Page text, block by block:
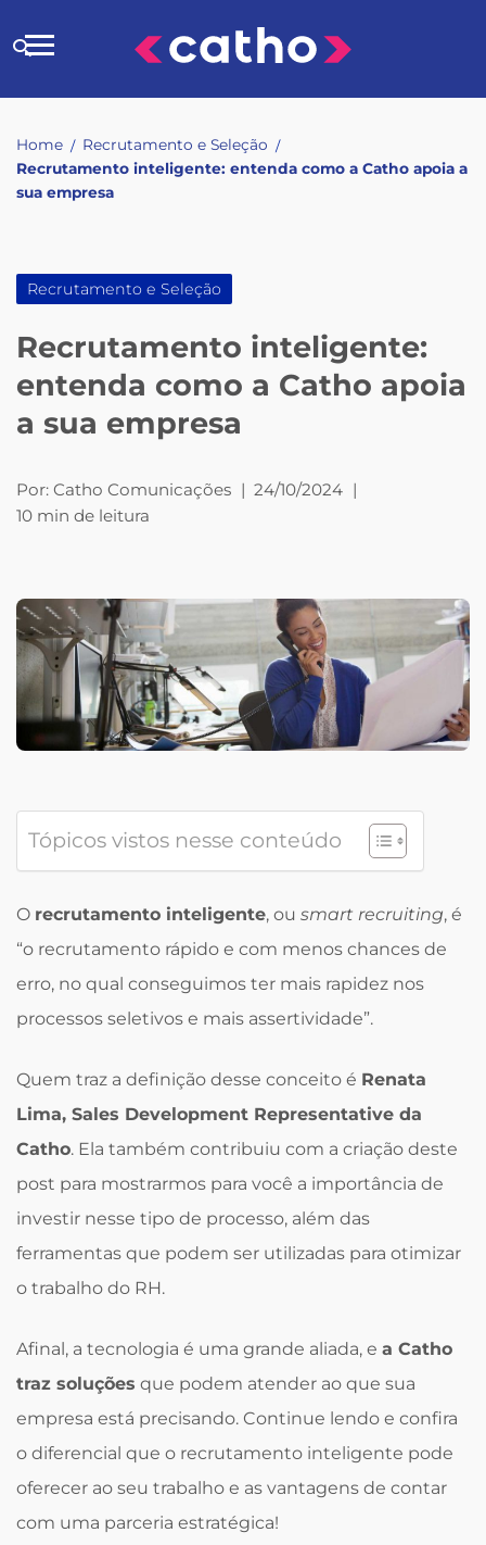
to
Buscar
Home / Recrutamento e Seleção /
Recrutamento inteligente: entenda como a Catho apoia a
sua empresa
Recrutamento e Seleção
Recrutamento inteligente:
entenda como a Catho apoia
a sua empresa
Por: Catho Comunicações | 24/10/2024 |
10 min de leitura
Tópicos vistos nesse conteúdo
O recrutamento inteligente, ou smart recruiting, é
“o recrutamento rápido e com menos chances de
erro, no qual conseguimos ter mais rapidez nos
processos seletivos e mais assertividade”.
Quem traz a definição desse conceito é Renata
Lima, Sales Development Representative da
Catho. Ela também contribuiu com a criação deste
post para mostrarmos para você a importância de
investir nesse tipo de processo, além das
ferramentas que podem ser utilizadas para otimizar
o trabalho do RH.
Afinal, a tecnologia é uma grande aliada, e a Catho
traz soluções que podem atender ao que sua
empresa está precisando. Continue lendo e confira
o diferencial que o recrutamento inteligente pode
oferecer ao seu trabalho e as vantagens de contar
com uma parceria estratégica!